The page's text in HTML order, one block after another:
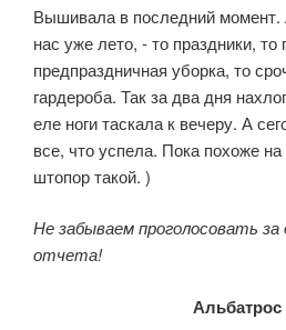
Вышивала в последний момент.
нас уже лето, - то праздники, то
предпраздничная уборка, то
гардероба. Так за два дня
еле ноги таскала к вечеру. А
все, что успела. Пока похоже на
штопор такой. )
Не забываем проголосовать за
отчета!
Альбатрос